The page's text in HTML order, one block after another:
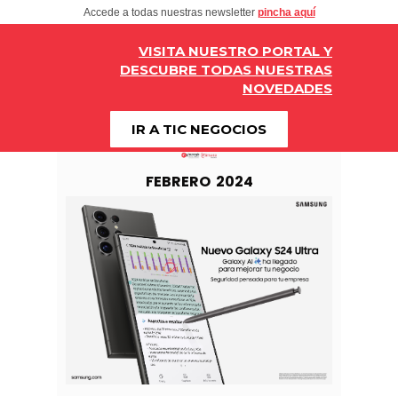
Accede a todas nuestras newsletter pincha aquí
VISITA NUESTRO PORTAL Y
DESCUBRE TODAS NUESTRAS
NOVEDADES
IR A TIC NEGOCIOS
FEBRERO 2024